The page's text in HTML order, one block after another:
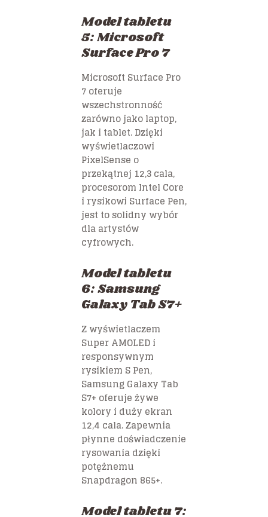
Model tabletu
5: Microsoft
Surface Pro 7
Microsoft Surface Pro
7 oferuje
wszechstronność
zarówno jako laptop,
jak i tablet. Dzięki
wyświetlaczowi
PixelSense o
przekątnej 12,3 cala,
procesorom Intel Core
i rysikowi Surface Pen,
jest to solidny wybór
dla artystów
cyfrowych.
Model tabletu
6: Samsung
Galaxy Tab S7+
Z wyświetlaczem
Super AMOLED i
responsywnym
rysikiem S Pen,
Samsung Galaxy Tab
S7+ oferuje żywe
kolory i duży ekran
12,4 cala. Zapewnia
płynne doświadczenie
rysowania dzięki
potężnemu
Snapdragon 865+.
Model tabletu 7: